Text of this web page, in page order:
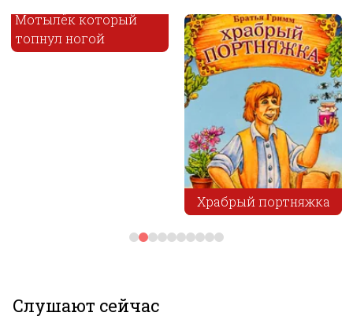
Мотылёк который
топнул ногой
Храбрый портняжка
Слушают сейчас